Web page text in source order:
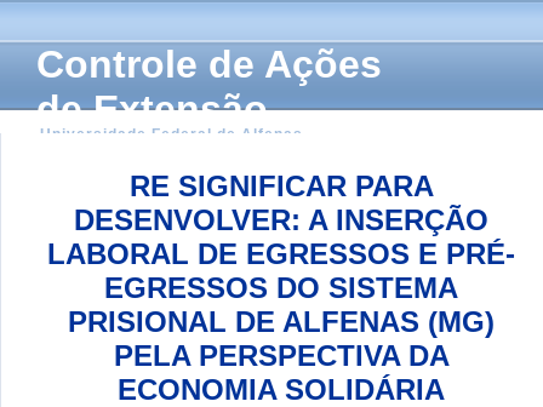
Controle de Ações
de Extensão
Universidade Federal de Alfenas
RE SIGNIFICAR PARA
DESENVOLVER: A INSERÇÃO
LABORAL DE EGRESSOS E PRÉ-
EGRESSOS DO SISTEMA
PRISIONAL DE ALFENAS (MG)
PELA PERSPECTIVA DA
ECONOMIA SOLIDÁRIA